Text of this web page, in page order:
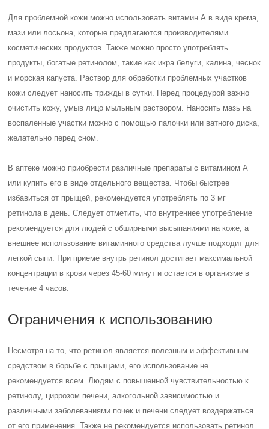
Для проблемной кожи можно использовать витамин А в виде крема,
мази или лосьона, которые предлагаются производителями
косметических продуктов. Также можно просто употреблять
продукты, богатые ретинолом, такие как икра белуги, калина, чеснок
и морская капуста. Раствор для обработки проблемных участков
кожи следует наносить трижды в сутки. Перед процедурой важно
очистить кожу, умыв лицо мыльным раствором. Наносить мазь на
воспаленные участки можно с помощью палочки или ватного диска,
желательно перед сном.
В аптеке можно приобрести различные препараты с витамином А
или купить его в виде отдельного вещества. Чтобы быстрее
избавиться от прыщей, рекомендуется употреблять по 3 мг
ретинола в день. Следует отметить, что внутреннее употребление
рекомендуется для людей с обширными высыпаниями на коже, а
внешнее использование витаминного средства лучше подходит для
легкой сыпи. При приеме внутрь ретинол достигает максимальной
концентрации в крови через 45-60 минут и остается в организме в
течение 4 часов.
Ограничения к использованию
Несмотря на то, что ретинол является полезным и эффективным
средством в борьбе с прыщами, его использование не
рекомендуется всем. Людям с повышенной чувствительностью к
ретинолу, циррозом печени, алкогольной зависимостью и
различными заболеваниями почек и печени следует воздержаться
от его применения. Также не рекомендуется использовать ретинол